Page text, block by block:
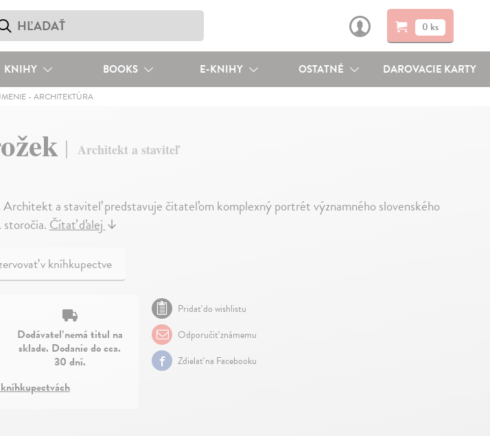
0 ks
KNIHY BOOKS E-KNIHY OSTATNÉ DAROVACIE KARTY
-ARCHITEKTÚRA
Architekt a staviteľ
Architekt a staviteľ predstavuje čitateľom komplexný portrét významného slovenského
storočia.Čítať ďalej↓
v kníhkupectve
Dodávateľ nemá titul na
sklade. Dodanie do cca.
30 dní.
Pridať do wishlistu
Odporučiť známemu
Zdielať na Facebooku